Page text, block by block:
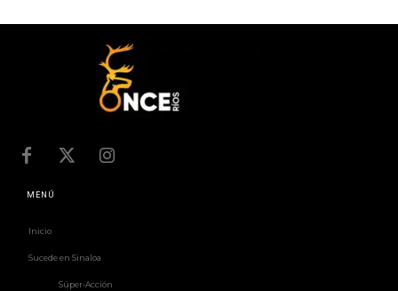
MENÚ
Inicio
Sucede en Sinaloa
Súper-Acción